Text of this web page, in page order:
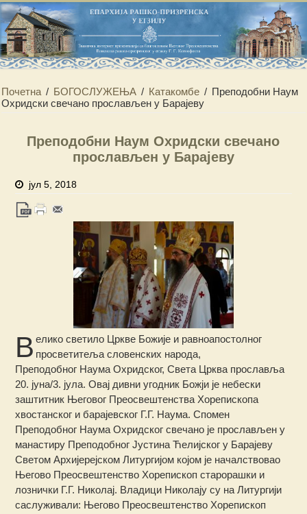
Почетна / БОГОСЛУЖЕЊА / Катакомбе / Преподобни Наум
Охридски свечано прослављен у Барајеву
Преподобни Наум Охридски свечано
прослављен у Барајеву
јул 5, 2018
В елико светило Цркве Божије и равноапостолног
просветитеља словенских народа,
Преподобног Наума Охридског, Света Црква прославља
20. јуна/3. јула. Овај дивни угодник Божји је небески
заштитник Његовог Преосвештенства Хорепископа
хвостанског и барајевског Г.Г. Наума. Спомен
Преподобног Наума Охридског свечано је прослављен у
манастиру Преподобног Јустина Ћелијског у Барајеву
Светом Архијерејском Литургијом којом је началствовао
Његово Преосвештенство Хорепископ старорашки и
лознички Г.Г. Николај. Владици Николају су на Литургији
саслуживали: Његово Преосвештенство Хорепископ